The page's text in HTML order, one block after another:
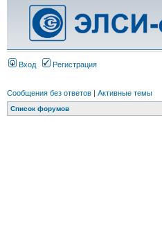
Вход Регистрация
Сообщения без ответов | Активные темы
Список форумов